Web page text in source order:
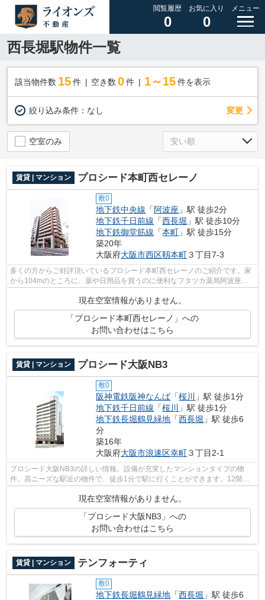
閲覧履歴
0
お気に入り
0
メニュー
西長堀駅物件一覧
該当物件数 15件 空き数 0 件 1～15 件を表示
絞り込み条件： なし 変更
空室のみ
賃貸 | マンション プロシード本町西セレーノ
敷0
地下鉄中央線 「 阿波座 」駅 徒歩2分
地下鉄千日前線 「西長堀 」駅 徒歩10分
地下鉄御堂筋線 「本町 」駅 徒歩15分
築20年
大阪府大阪市西区靱本町３丁目7-3
多くの方からご好評頂いているプロシード本町西セレーノのご紹介です。家
から104mのところに、薬や日用品を買うのに便利なフタツカ薬局阿波座が
現在空室情報がありません。
「プロシード本町西セレーノ」への
お問い合わせはこちら
賃貸 | マンション プロシード大阪NB3
敷0
阪神電鉄阪神なんば「桜川
」駅 徒歩1分
地下鉄千日前線 「桜川
」駅 徒歩1分
地下鉄長堀鶴見緑地 「西長堀 」駅 徒歩6
分
築16年
大阪府大阪市浪速区幸町３丁目2-1
プロシード大阪NB3の詳しい情報。設備が充実したマンションタイプの物
件。高ニーズな駅近の物件で、徒歩1分で駅に行くことができます。12階建
現在空室情報がありません。
「プロシード大阪NB3」への
お問い合わせはこちら
賃貸 | マンション テンフォーティ
敷0
地下鉄長堀鶴見緑地 「西長堀 」駅 徒歩6